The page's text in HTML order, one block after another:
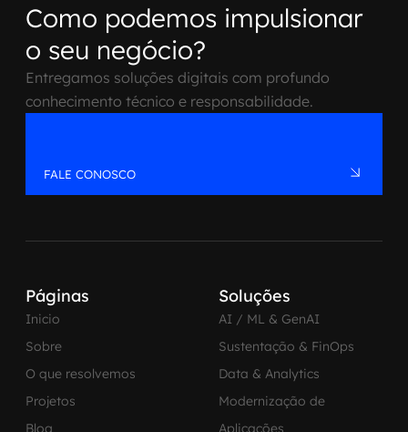
Como podemos impulsionar
o seu negócio?
Entregamos soluções digitais com profundo
conhecimento técnico e responsabilidade.
FALE CONOSCO
Páginas
Inicio
Sobre
O que resolvemos
Projetos
Blog
Soluções
AI / ML & GenAI
Sustentação & FinOps
Data & Analytics
Modernização de
Aplicações